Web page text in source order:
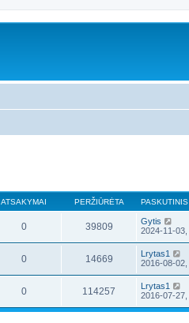
ATSAKYMAI PERŽIŪRĖTA
0 39809
Gytis
2024-11-03,
0 14669
Lrytas1
2016-08-02,
0 114257
Lrytas1
2016-07-27,